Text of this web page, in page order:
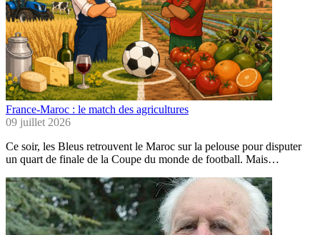
France-Maroc : le match des agricultures
09 juillet 2026
Ce soir, les Bleus retrouvent le Maroc sur la pelouse pour disputer
un quart de finale de la Coupe du monde de football. Mais…